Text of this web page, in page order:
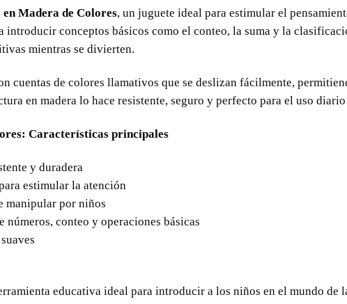
en Madera de Colores, un juguete ideal para estimular el
introducir conceptos básicos como el conteo, la suma y la
mientras se divierten.
cuentas de colores llamativos que se deslizan fácilmente,
en madera lo hace resistente, seguro y perfecto para el uso
Características principales
y duradera
estimular la atención
manipular por niños
números, conteo y operaciones básicas
educativa ideal para introducir a los niños en el mundo de